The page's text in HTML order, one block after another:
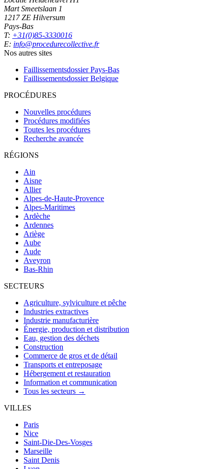
Mart Smeetslaan 1
1217 ZE Hilversum
Pays-Bas
T: +31(0)85-3330016
E: info@procedurecollective.fr
Nos autres sites
Faillissementsdossier Pays-Bas
Faillissementsdossier Belgique
PROCÉDURES
Nouvelles procédures
Procédures modifiées
Toutes les procédures
Recherche avancée
RÉGIONS
Ain
Aisne
Allier
Alpes-de-Haute-Provence
Alpes-Maritimes
Ardèche
Ardennes
Ariège
Aube
Aude
Aveyron
Bas-Rhin
SECTEURS
Agriculture, sylviculture et pêche
Industries extractives
Industrie manufacturière
Énergie, production et distribution
Eau, gestion des déchets
Construction
Commerce de gros et de détail
Transports et entreposage
Hébergement et restauration
Information et communication
Tous les secteurs →
VILLES
Paris
Nice
Saint-Die-Des-Vosges
Marseille
Saint Denis